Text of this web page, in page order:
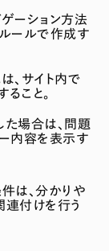
ーション方法
ールで作成す
、サイト内で
こと。
場合は、問題
内容を表示す
は、分かりや
付けを行う